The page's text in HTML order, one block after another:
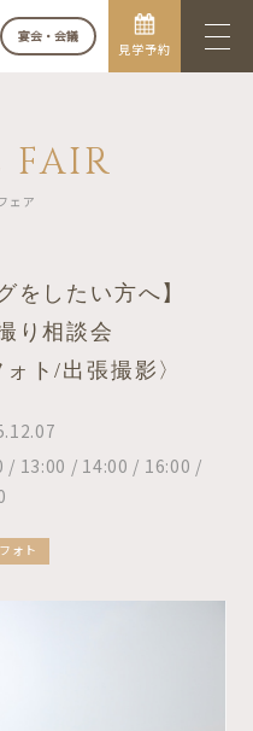
宴会・会議
見学予約
FAIR
ェア
をしたい方へ】
り相談会
ト/出張撮影〉
/ 13:00 / 14:00 / 16:00 /
フォト